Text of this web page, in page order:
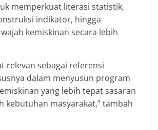
memperkuat literasi statistik,
indikator, hingga
kemiskinan secara lebih
relevan sebagai referensi
dalam menyusun program
yang lebih tepat sasaran
kebutuhan masyarakat,” tambah